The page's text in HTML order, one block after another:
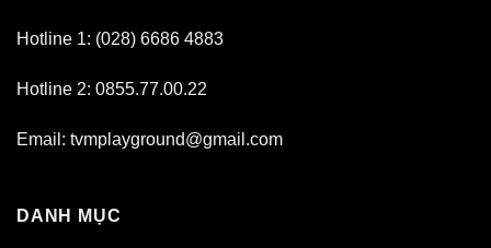
Hotline 1: (028) 6686 4883
Hotline 2: 0855.77.00.22
Email: tvmplayground@gmail.com
DANH MỤC